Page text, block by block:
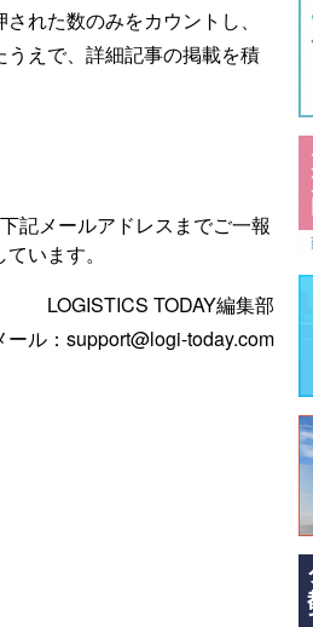
れた数のみをカウントし、
えで、詳細記事の掲載を積
記メールアドレスまでご一報
います。
LOGISTICS TODAY編集部
ール：support@logi-today.com